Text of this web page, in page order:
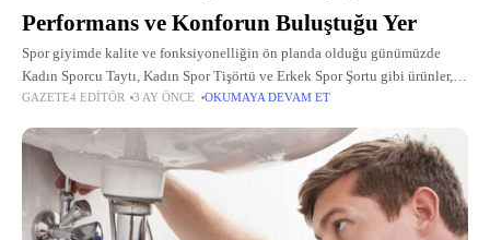
Performans ve Konforun Buluştuğu Yer
Spor giyimde kalite ve fonksiyonelliğin ön planda olduğu günümüzde
Kadın Sporcu Taytı, Kadın Spor Tişörtü ve Erkek Spor Şortu gibi ürünler,
antrenmanları dönüştüren vazgeçilmez ekipmanlar haline geldi.
GAZETE4 EDITÖR 3 AY ÖNCE OKUMAYA DEVAM ET